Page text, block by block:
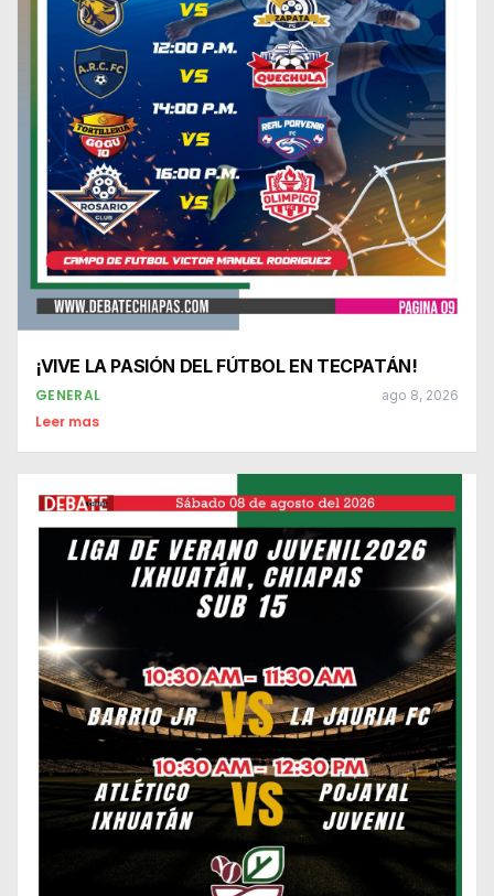
¡VIVE LA PASIÓN DEL FÚTBOL EN TECPATÁN!
GENERAL ago 8, 2026
Leer mas